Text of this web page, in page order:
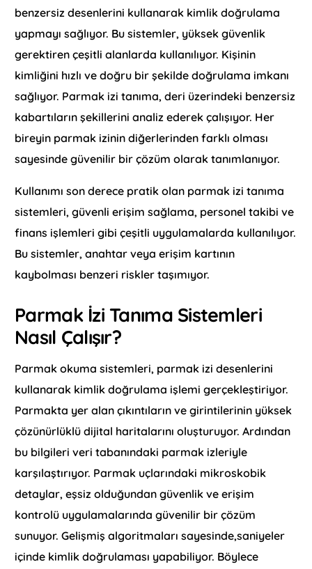
benzersiz desenlerini kullanarak kimlik doğrulama
yapmayı sağlıyor. Bu sistemler, yüksek güvenlik
gerektiren çeşitli alanlarda kullanılıyor. Kişinin
kimliğini hızlı ve doğru bir şekilde doğrulama imkanı
sağlıyor. Parmak izi tanıma, deri üzerindeki benzersiz
kabartıların şekillerini analiz ederek çalışıyor. Her
bireyin parmak izinin diğerlerinden farklı olması
sayesinde güvenilir bir çözüm olarak tanımlanıyor.
Kullanımı son derece pratik olan parmak izi tanıma
sistemleri, güvenli erişim sağlama, personel takibi ve
finans işlemleri gibi çeşitli uygulamalarda kullanılıyor.
Bu sistemler, anahtar veya erişim kartının
kaybolması benzeri riskler taşımıyor.
Parmak İzi Tanıma Sistemleri
Nasıl Çalışır?
Parmak okuma sistemleri, parmak izi desenlerini
kullanarak kimlik doğrulama işlemi gerçekleştiriyor.
Parmakta yer alan çıkıntıların ve girintilerinin yüksek
çözünürlüklü dijital haritalarını oluşturuyor. Ardından
bu bilgileri veri tabanındaki parmak izleriyle
karşılaştırıyor. Parmak uçlarındaki mikroskobik
detaylar, eşsiz olduğundan güvenlik ve erişim
kontrolü uygulamalarında güvenilir bir çözüm
sunuyor. Gelişmiş algoritmaları sayesinde,saniyeler
içinde kimlik doğrulaması yapabiliyor. Böylece